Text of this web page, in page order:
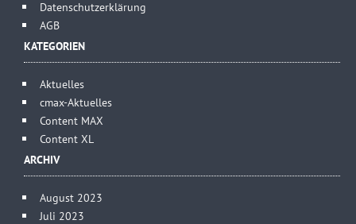
Datenschutzerklärung
AGB
KATEGORIEN
Aktuelles
cmax-Aktuelles
Content MAX
Content XL
ARCHIV
August 2023
Juli 2023